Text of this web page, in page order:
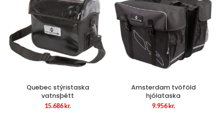
Quebec stýristaska
vatnsþétt
15.686 kr.
Amsterdam tvöföld
hjólataska
9.956 kr.